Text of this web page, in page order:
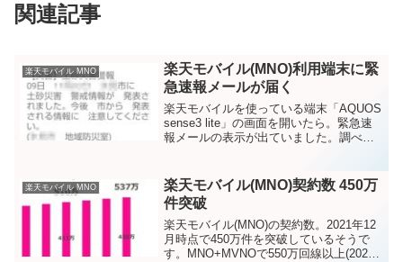
関連記事
楽天モバイル MNO
楽天モバイル(MNO)利用端末に緊
急速報メールが届く
楽天モバイルを使っている端末「AQUOS
sense3 lite」の画面を開いたら。緊急速
報メールの表示が出ていました。調べて
で届くようになっていたってことではな
いかと...
楽天モバイル MNO
楽天モバイル(MNO)契約数 450万
件突破
楽天モバイル(MNO)の契約数。2021年12
月時点で450万件を突破しているそうで
す。MNO+MVNOで550万回線以上(2022